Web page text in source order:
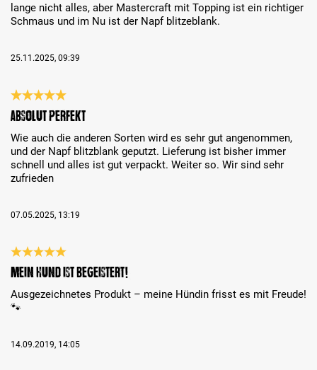
lange nicht alles, aber Mastercraft mit Topping ist ein richtiger
Schmaus und im Nu ist der Napf blitzeblank.
25.11.2025, 09:39
Review with rating of 5 out of 5 stars
Absolut perfekt
Wie auch die anderen Sorten wird es sehr gut angenommen,
und der Napf blitzblank geputzt. Lieferung ist bisher immer
schnell und alles ist gut verpackt. Weiter so. Wir sind sehr
zufrieden
07.05.2025, 13:19
Review with rating of 5 out of 5 stars
Mein Hund ist begeistert!
Ausgezeichnetes Produkt – meine Hündin frisst es mit Freude!
🐾
14.09.2019, 14:05